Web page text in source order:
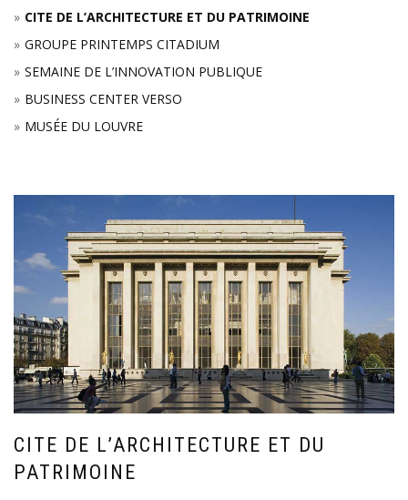
CITE DE L’ARCHITECTURE ET DU PATRIMOINE
GROUPE PRINTEMPS CITADIUM
SEMAINE DE L’INNOVATION PUBLIQUE
BUSINESS CENTER VERSO
MUSÉE DU LOUVRE
CITE DE L’ARCHITECTURE ET DU
PATRIMOINE